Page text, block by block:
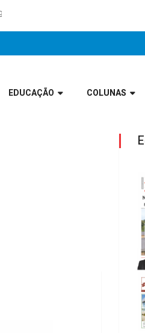
municipais no Vale Europeu
EDUCAÇÃO COLUNAS